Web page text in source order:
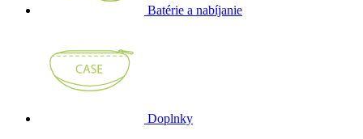
Batérie a nabíjanie
Doplnky